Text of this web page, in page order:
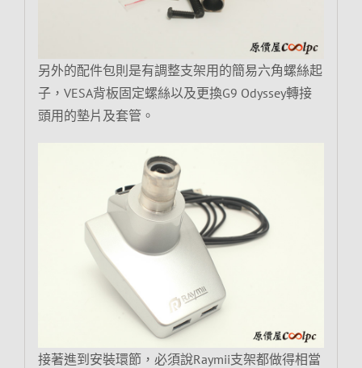
另外的配件包則是有調整支架用的簡易六角螺絲起
子，VESA背板固定螺絲以及更換G9 Odyssey轉接
頭用的墊片及套管。
接著進到安裝環節，必須說Raymii支架都做得相當